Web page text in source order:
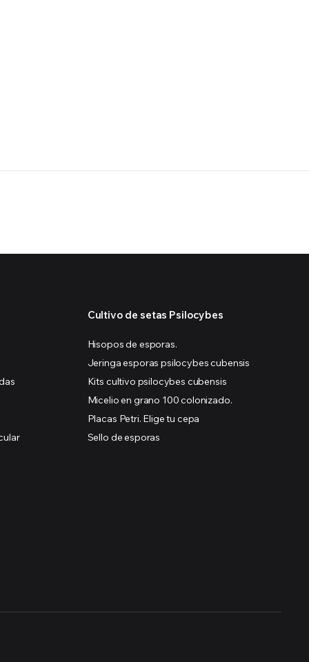
Cultivo de setas Psilocybes
Hisopos de esporas.
Jeringa esporas psilocybes cubensis
Kits cultivo psilocybes cubensis
Micelio en grano 100 colonizado.
Placas Petri. Elige tu cepa
Sello de esporas